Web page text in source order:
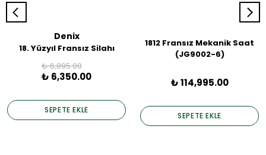
Denix
18. Yüzyıl Fransız Silahı
₺ 6,895.00
₺ 6,350.00
SEPETE EKLE
1812 Fransız Mekanik Saat
(JG9002-6)
₺ 114,995.00
SEPETE EKLE